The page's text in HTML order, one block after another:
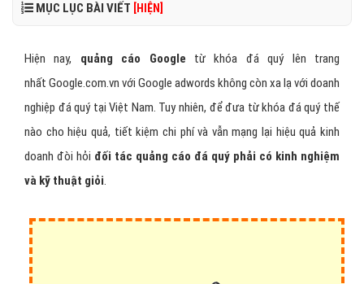
MỤC LỤC BÀI VIẾT [HIỆN]
Hiện nay, quảng cáo Google từ khóa đá quý lên trang
nhất Google.com.vn với Google adwords không còn xa lạ với doanh
nghiệp đá quý tại Việt Nam. Tuy nhiên, để đưa từ khóa đá quý thế
nào cho hiệu quả, tiết kiệm chi phí và vẫn mạng lại hiệu quả kinh
doanh đòi hỏi đối tác quảng cáo đá quý phải có kinh nghiệm
và kỹ thuật giỏi.